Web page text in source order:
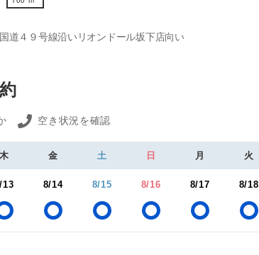
国道４９号線沿いリオンドール坂下店向い
空き状況を確認
木 金 土 日 月 火
13 8/14 8/15 8/16 8/17 8/18